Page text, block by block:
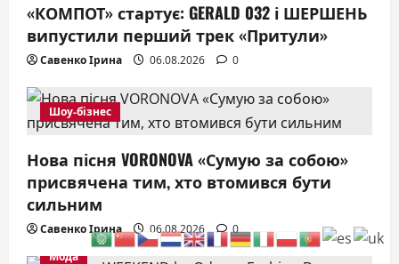
«КОМПОТ» стартує: GERALD 032 і ШЕРШЕНЬ
випустили перший трек «Притули»
Савенко Ірина 06.08.2026 0
Шоу-бізнес
Нова пісня VORONOVA «Сумую за собою»
присвячена тим, хто втомився бути
сильним
Савенко Ірина 06.08.2026
0
Мода